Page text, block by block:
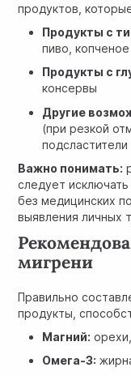
продуктов,
Продукты с
пиво,
Продукты с
консервы
Другие
(при резкой
подсластители
Важно понимать:
следует
без медицинских
выявления личных
мигрени
Правильно
продукты,
Магний:
Омега-3: